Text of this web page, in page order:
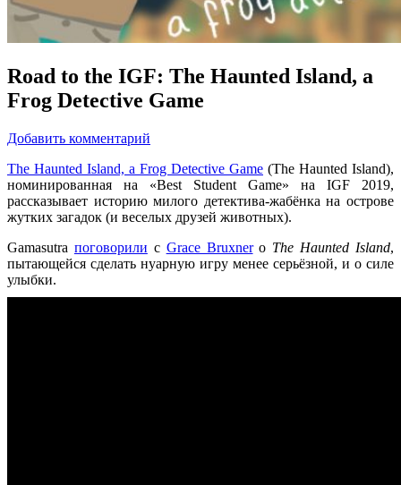
Road to the IGF: The Haunted Island, a
Frog Detective Game
Добавить комментарий
The Haunted Island, a Frog Detective Game (The Haunted Island),
номинированная на «Best Student Game» на IGF 2019,
рассказывает историю милого детектива-жабёнка на острове
жутких загадок (и веселых друзей животных).
Gamasutra поговорили с Grace Bruxnerо The Haunted Island,
пытающейся сделать нуарную игру менее серьёзной, и о силе
улыбки.